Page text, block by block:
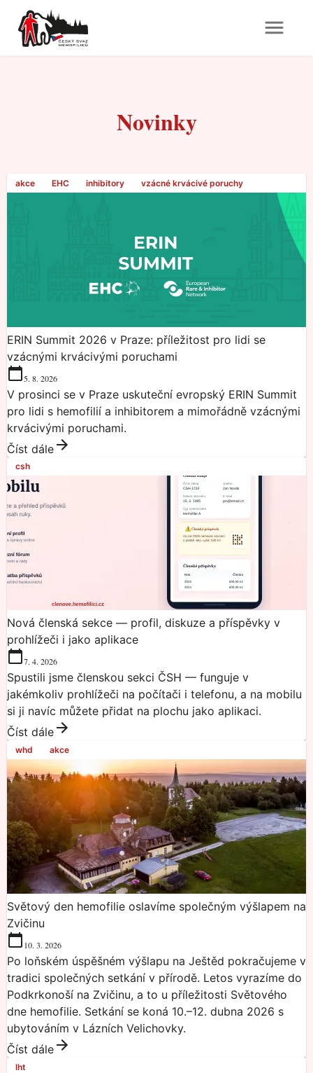
Novinky
akce EHC inhibitory vzácné krvácivé poruchy
ERIN Summit 2026 v Praze: příležitost pro lidi se
vzácnými krvácivými poruchami
5. 8. 2026
V prosinci se v Praze uskuteční evropský ERIN Summit
pro lidi s hemofilií a inhibitorem a mimořádně vzácnými
krvácivými poruchami.
Číst dále
csh
Nová členská sekce — profil, diskuze a příspěvky v
prohlížeči i jako aplikace
7. 4. 2026
Spustili jsme členskou sekci ČSH — funguje v
jakémkoliv prohlížeči na počítači i telefonu, a na mobilu
si ji navíc můžete přidat na plochu jako aplikaci.
Číst dále
whd akce
Světový den hemofilie oslavíme společným výšlapem na
Zvičinu
10. 3. 2026
Po loňském úspěšném výšlapu na Ještěd pokračujeme v
tradici společných setkání v přírodě. Letos vyrazíme do
Podkrkonoší na Zvičinu, a to u příležitosti Světového
dne hemofilie. Setkání se koná 10.–12. dubna 2026 s
ubytováním v Lázních Velichovky.
Číst dále
lht